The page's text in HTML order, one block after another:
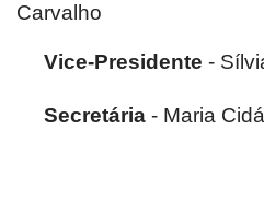
Carvalho
Vice-Presidente -
Secretária - Maria